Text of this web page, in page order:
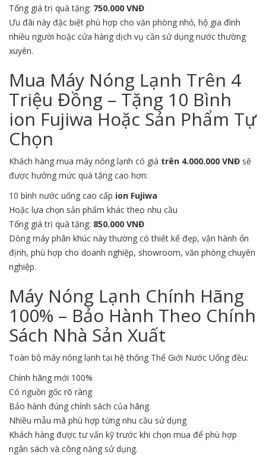
Tổng giá trị quà tặng: 750.000 VNĐ
Ưu đãi này đặc biệt phù hợp cho văn phòng nhỏ, hộ gia đình
nhiều người hoặc cửa hàng dịch vụ cần sử dụng nước thường
xuyên.
Mua Máy Nóng Lạnh Trên 4
Triệu Đồng – Tặng 10 Bình
ion Fujiwa Hoặc Sản Phẩm Tự
Chọn
Khách hàng mua máy nóng lạnh có giá trên 4.000.000 VNĐ sẽ
được hưởng mức quà tặng cao hơn:
10 bình nước uống cao cấp ion Fujiwa
Hoặc lựa chọn sản phẩm khác theo nhu cầu
Tổng giá trị quà tặng: 850.000 VNĐ
Dòng máy phân khúc này thường có thiết kế đẹp, vận hành ổn
định, phù hợp cho doanh nghiệp, showroom, văn phòng chuyên
nghiệp.
Máy Nóng Lạnh Chính Hãng
100% – Bảo Hành Theo Chính
Sách Nhà Sản Xuất
Toàn bộ máy nóng lạnh tại hệ thống Thế Giới Nước Uống đều:
Chính hãng mới 100%
Có nguồn gốc rõ ràng
Bảo hành đúng chính sách của hãng
Nhiều mẫu mã phù hợp từng nhu cầu sử dụng
Khách hàng được tư vấn kỹ trước khi chọn mua để phù hợp
ngân sách và công năng sử dụng.